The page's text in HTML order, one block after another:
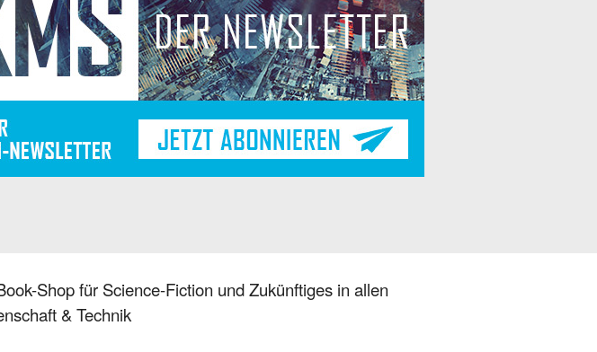
Shop für Science-Fiction und Zukünftiges in allen
& Technik